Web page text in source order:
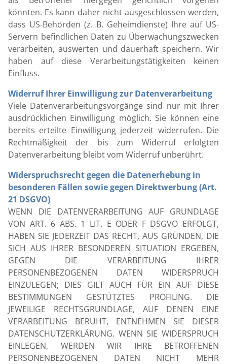
könnten. Es kann daher nicht ausgeschlossen werden,
dass US-Behörden (z. B. Geheimdienste) Ihre auf US-
Servern befindlichen Daten zu Überwachungszwecken
verarbeiten, auswerten und dauerhaft speichern. Wir
haben auf diese Verarbeitungstätigkeiten keinen
Einfluss.
Widerruf Ihrer Einwilligung zur Datenverarbeitung
Viele Datenverarbeitungsvorgänge sind nur mit Ihrer
ausdrücklichen Einwilligung möglich. Sie können eine
bereits erteilte Einwilligung jederzeit widerrufen. Die
Rechtmäßigkeit der bis zum Widerruf erfolgten
Datenverarbeitung bleibt vom Widerruf unberührt.
Widerspruchsrecht gegen die Datenerhebung in
besonderen Fällen sowie gegen Direktwerbung (Art.
21 DSGVO)
WENN DIE DATENVERARBEITUNG AUF GRUNDLAGE
VON ART. 6 ABS. 1 LIT. E ODER F DSGVO ERFOLGT,
HABEN SIE JEDERZEIT DAS RECHT, AUS GRÜNDEN, DIE
SICH AUS IHRER BESONDEREN SITUATION ERGEBEN,
GEGEN DIE VERARBEITUNG IHRER
PERSONENBEZOGENEN DATEN WIDERSPRUCH
EINZULEGEN; DIES GILT AUCH FÜR EIN AUF DIESE
BESTIMMUNGEN GESTÜTZTES PROFILING. DIE
JEWEILIGE RECHTSGRUNDLAGE, AUF DENEN EINE
VERARBEITUNG BERUHT, ENTNEHMEN SIE DIESER
DATENSCHUTZERKLÄRUNG. WENN SIE WIDERSPRUCH
EINLEGEN, WERDEN WIR IHRE BETROFFENEN
PERSONENBEZOGENEN DATEN NICHT MEHR